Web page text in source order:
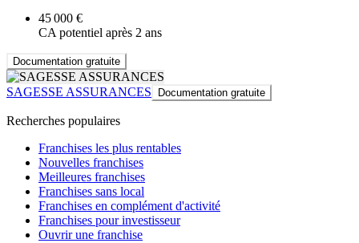
45 000 €
CA potentiel après 2 ans
Documentation gratuite
SAGESSE ASSURANCES Documentation gratuite
Recherches populaires
Franchises les plus rentables
Nouvelles franchises
Meilleures franchises
Franchises sans local
Franchises en complément d'activité
Franchises pour investisseur
Ouvrir une franchise